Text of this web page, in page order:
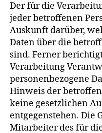
Der für die
jeder betroffenen
Auskunft darüber,
Daten über die
sind. Ferner
Verarbeitung
personenbezogene
Hinweis der
keine gesetzlichen
entgegenstehen. Die
Mitarbeiter des für